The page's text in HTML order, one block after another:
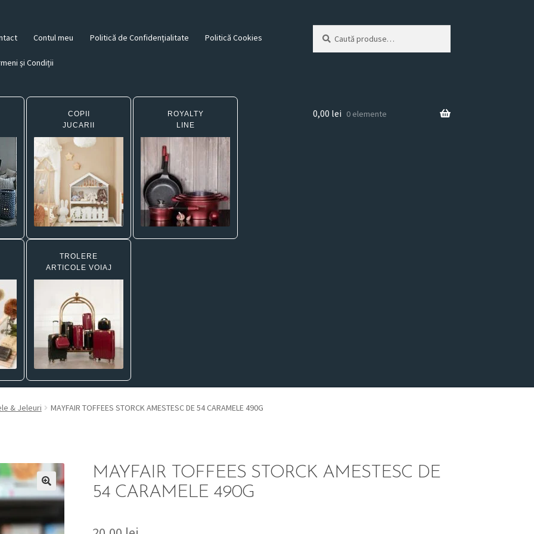
Contul meu Politică de Confidențialitate Politică Cookies
și Condiții
după:
COPII
JUCARII
ROYALTY
LINE
TROLERE
ARTICOLE VOIAJ
0,00 lei 0 elemente
& Jeleuri MAYFAIR TOFFEES STORCK AMESTESC DE 54 CARAMELE 490G
MAYFAIR TOFFEES STORCK AMESTESC DE
54 CARAMELE 490G